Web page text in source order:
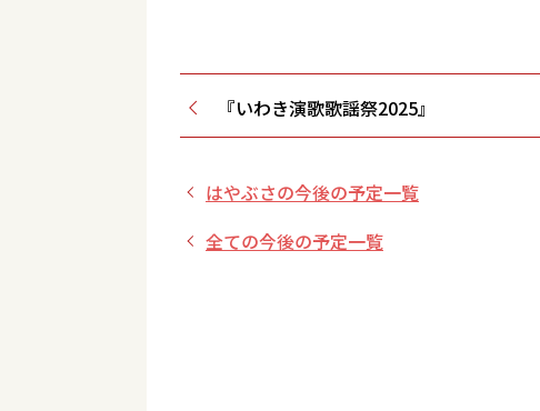
『いわき演歌歌謡祭2025』
はやぶさの今後の予定一覧
全ての今後の予定一覧